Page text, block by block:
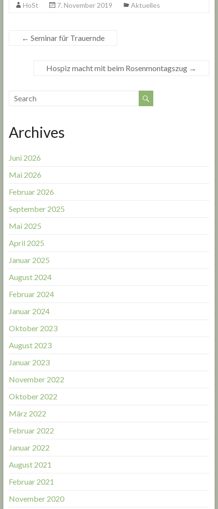
HoSt 7. November 2019 Aktuelles
← Seminar für Trauernde
Hospiz macht mit beim Rosenmontagszug →
Archives
Juni 2026
Mai 2026
Februar 2026
September 2025
Mai 2025
April 2025
Januar 2025
August 2024
Februar 2024
Januar 2024
Oktober 2023
August 2023
Januar 2023
November 2022
Oktober 2022
März 2022
Februar 2022
Januar 2022
August 2021
Februar 2021
November 2020